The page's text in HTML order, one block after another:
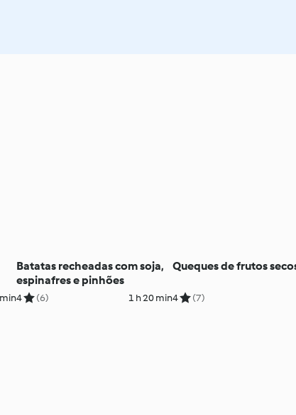
Batatas recheadas com soja,
espinafres e pinhões
4 (6) 1 h 20 min
Queques de frutos
4 (7)